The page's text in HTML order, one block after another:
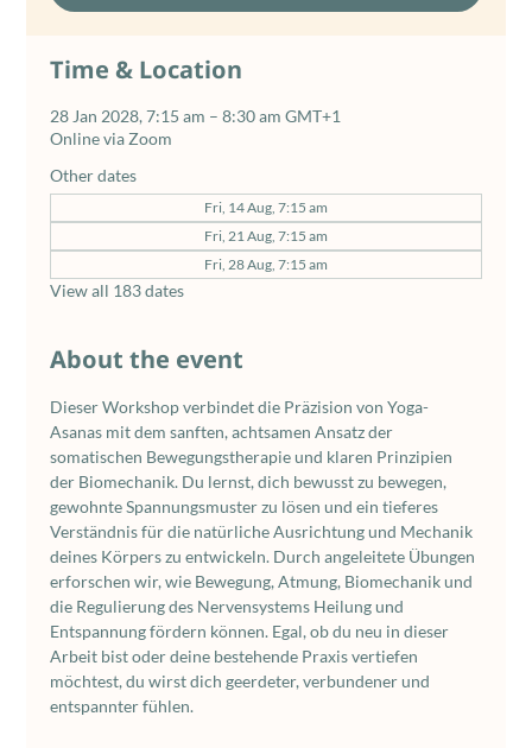
Time & Location
28 Jan 2028, 7:15 am – 8:30 am GMT+1
Online via Zoom
Other dates
Fri, 14 Aug, 7:15 am
Fri, 21 Aug, 7:15 am
Fri, 28 Aug, 7:15 am
View all 183 dates
About the event
Dieser Workshop verbindet die Präzision von Yoga-
Asanas mit dem sanften, achtsamen Ansatz der
somatischen Bewegungstherapie und klaren Prinzipien
der Biomechanik. Du lernst, dich bewusst zu bewegen,
gewohnte Spannungsmuster zu lösen und ein tieferes
Verständnis für die natürliche Ausrichtung und Mechanik
deines Körpers zu entwickeln. Durch angeleitete Übungen
erforschen wir, wie Bewegung, Atmung, Biomechanik und
die Regulierung des Nervensystems Heilung und
Entspannung fördern können. Egal, ob du neu in dieser
Arbeit bist oder deine bestehende Praxis vertiefen
möchtest, du wirst dich geerdeter, verbundener und
entspannter fühlen.